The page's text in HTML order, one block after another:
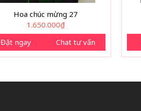
Hoa chúc mừng 27
1.650.000₫
Đặt ngay
Chat tư vấn